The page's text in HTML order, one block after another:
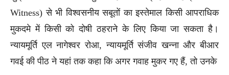
Witness) से भी विश्वसनीय सबूतों का इस्तेमाल किसी आपराधिक
मुकदमे में किसी को दोषी ठहराने के लिए किया जा सकता है।
न्यायमूर्ति एल नागेश्वर रोआ, न्यायमूर्ति संजीव खन्ना और बीआर
गवई की पीठ ने यहां तक कहा कि अगर गवाह मुकर गए हैं, तो उनके